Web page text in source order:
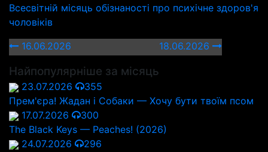
Всесвітній місяць обізнаності про психічне здоров'я
чоловіків
16.06.2026
18.06.2026
Найпопулярніше за місяць
23.07.2026
355
Прем'єра! Жадан і Собаки — Хочу бути твоїм псом
17.07.2026
300
The Black Keys — Peaches! (2026)
24.07.2026
296